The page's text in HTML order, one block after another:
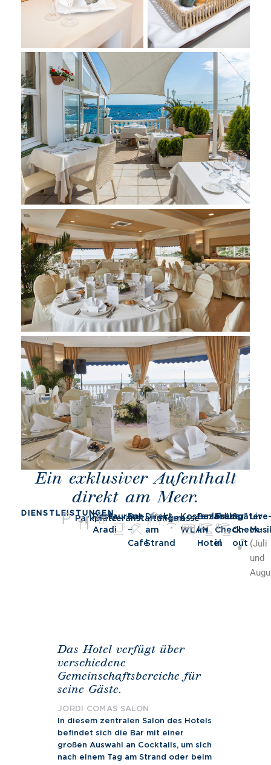
Ein exklusiver Aufenthalt
direkt am Meer.
DIENSTLEISTUNGEN
Parkplatz
Restaurant
Aradi
Veranstaltungen
Bar
–
Café
Direkt
am
Strand
TerrasseKostenloses
WLAN
Bezahlung
im
Hotel
Früher
Check-
in
Später
Check-
out (Juli
und
Das Hotel verfügt über
verschiedene
Gemeinschaftsbereiche für
seine Gäste.
JORDI COMAS SALON
In diesem zentralen Salon des Hotels
befindet sich die Bar mit einer
großen Auswahl an Cocktails, um sich
nach einem Tag am Strand oder beim